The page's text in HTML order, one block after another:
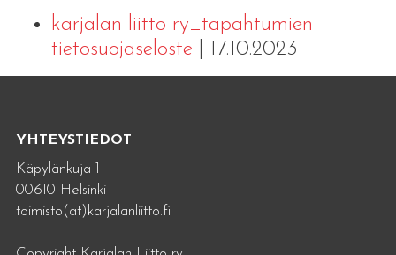
karjalan-liitto-ry_tapahtumien-
tietosuojaseloste| 17.10.2023
YHTEYSTIEDOT
Käpylänkuja 1
00610 Helsinki
toimisto(at)karjalanliitto.fi